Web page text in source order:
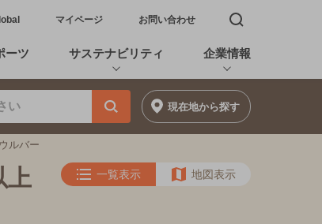
新しいウィンドウで開く
マイページ お問い合わせ 検索窓を開く
ーツ サステナビリティ 企業情報
現在地から探す
ルバー
上
一覧表示 地図表示